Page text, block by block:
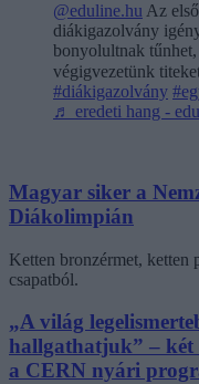
@eduline.hu Az
diákigazolvány
bonyolultnak
végigvezetünk
#diákigazolvány
♬ eredeti hang -
Magyar siker a
Diákolimpián
Ketten bronzérmet, ketten
csapatból.
„A világ
hallgathatjuk” – két
a CERN nyári